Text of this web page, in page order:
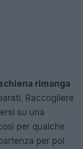
rimanga
Raccogliere
su una
per qualche
per poi